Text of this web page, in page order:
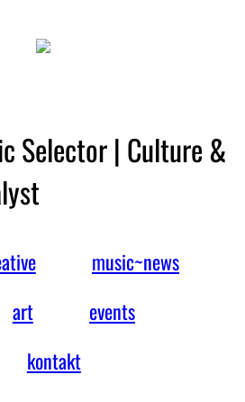
Selector | Culture &
music~news
art
events
kontakt